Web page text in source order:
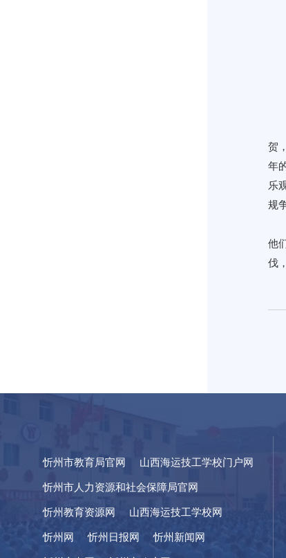
贺
年
乐
规
他
伐
忻州市教育局官网 山西海运技工学校门户网
忻州市人力资源和社会保障局官网
忻州教育资源网 山西海运技工学校网
忻州网 忻州日报网 忻州新闻网